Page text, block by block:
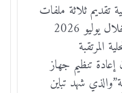
تقديم ثلاثة ملفات
حازت على الاهتمام الحزب خلال يوليو 2026
المرتقبة
تنظيم جهاز
شهد تباين